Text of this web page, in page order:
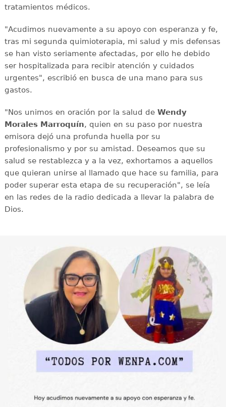
tratamientos médicos.
"Acudimos nuevamente a su apoyo con esperanza y fe,
tras mi segunda quimioterapia, mi salud y mis defensas
se han visto seriamente afectadas, por ello he debido
ser hospitalizada para recibir atención y cuidados
urgentes", escribió en busca de una mano para sus
gastos.
"Nos unimos en oración por la salud de Wendy
Morales Marroquín, quien en su paso por nuestra
emisora dejó una profunda huella por su
profesionalismo y por su amistad. Deseamos que su
salud se restablezca y a la vez, exhortamos a aquellos
que quieran unirse al llamado que hace su familia, para
poder superar esta etapa de su recuperación", se leía
en las redes de la radio dedicada a llevar la palabra de
Dios.